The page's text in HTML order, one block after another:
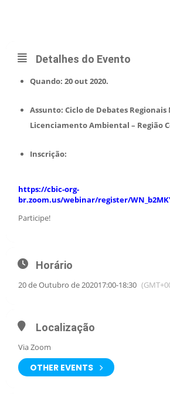
Detalhes do Evento
Quando: 20 out 2020.
Assunto: Ciclo de Debates Regionais
Licenciamento Ambiental – Região
Inscrição:
https://cbic-org-
br.zoom.us/webinar/register/
Participe!
Horário
20 de Outubro de 202017:00-18:30
Localização
Via Zoom
OTHER EVENTS